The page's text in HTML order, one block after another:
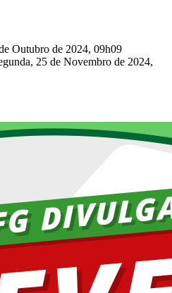
Outubro de 2024, 09h09
25 de Novembro de 2024,